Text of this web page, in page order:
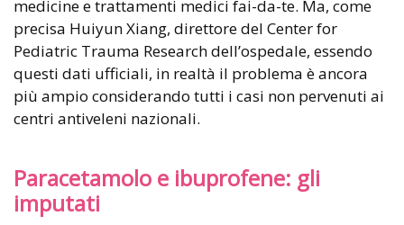
medicine e trattamenti medici fai-da-te. Ma, come
precisa Huiyun Xiang, direttore del Center for
Pediatric Trauma Research dell’ospedale, essendo
questi dati ufficiali, in realtà il problema è ancora
più ampio considerando tutti i casi non pervenuti ai
centri antiveleni nazionali.
Paracetamolo e ibuprofene: gli
imputati